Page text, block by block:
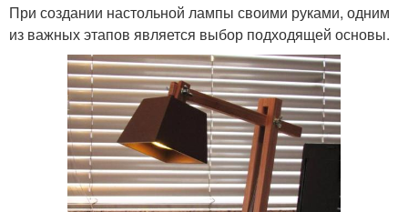
При создании настольной лампы своими руками, одним
из важных этапов является выбор подходящей основы.